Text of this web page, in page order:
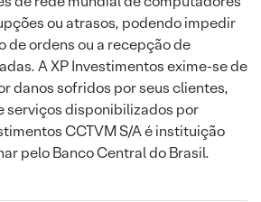
ou atrasos, podendo impedir
de ordens ou a recepção de
A XP Investimentos exime-se de
danos sofridos por seus clientes,
serviços disponibilizados por
CCTVM S/A é instituição
pelo Banco Central do Brasil.